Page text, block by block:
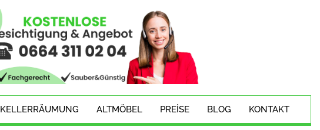
KELLERRÄUMUNG ALTMÖBEL PREISE BLOG KONTAKT